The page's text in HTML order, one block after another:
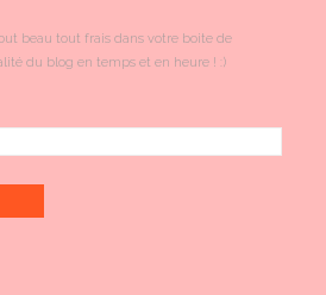
beau tout frais dans votre boite de
du blog en temps et en heure ! :)